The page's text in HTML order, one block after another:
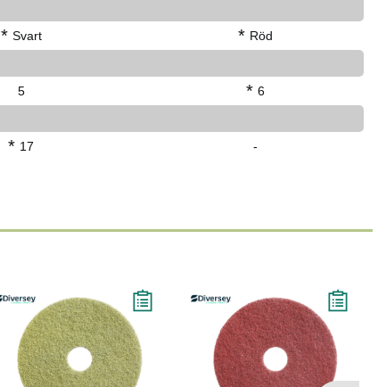
* Svart * Röd
5 * 6
* 17 -